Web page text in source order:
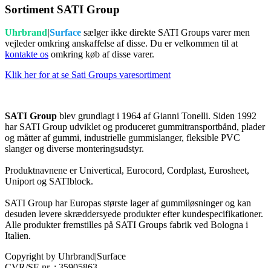
Sortiment SATI Group
Uhrbrand|Surface sælger ikke direkte SATI Groups varer men
vejleder omkring anskaffelse af disse. Du er velkommen til at
kontakte os omkring køb af disse varer.
Klik her for at se Sati Groups varesortiment
SATI Group blev grundlagt i 1964 af Gianni Tonelli. Siden 1992
har SATI Group udviklet og produceret gummitransportbånd, plader
og måtter af gummi, industrielle gummislanger, fleksible PVC
slanger og diverse monteringsudstyr.
Produktnavnene er Univertical, Eurocord, Cordplast, Eurosheet,
Uniport og SATIblock.
SATI Group har Europas største lager af gummiløsninger og kan
desuden levere skræddersyede produkter efter kundespecifikationer.
Alle produkter fremstilles på SATI Groups fabrik ved Bologna i
Italien.
Copyright by Uhrbrand|Surface